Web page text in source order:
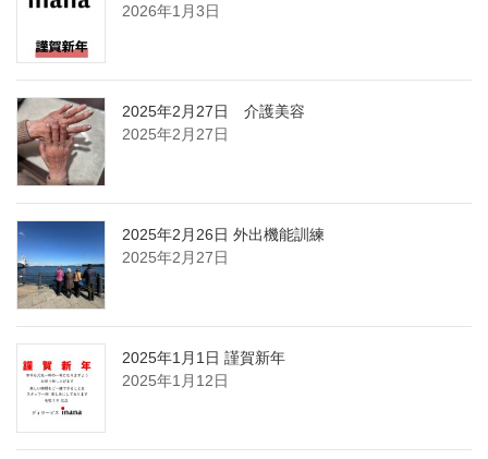
2026年1月3日
2025年2月27日 介護美容
2025年2月27日
2025年2月26日 外出機能訓練
2025年2月27日
2025年1月1日 謹賀新年
2025年1月12日